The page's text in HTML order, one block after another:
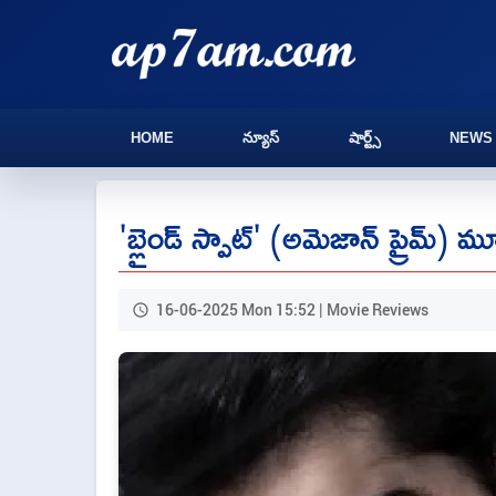
HOME న్యూస్ షార్ట్స్ NEWS
'బ్లైండ్ స్పాట్' (అమెజాన్ ప్రైమ్)
16-06-2025 Mon 15:52 | Movie Reviews